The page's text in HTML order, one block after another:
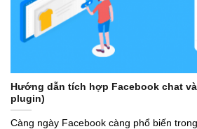
Hướng dẫn tích hợp Facebook chat
plugin)
Càng ngày Facebook càng phổ biến